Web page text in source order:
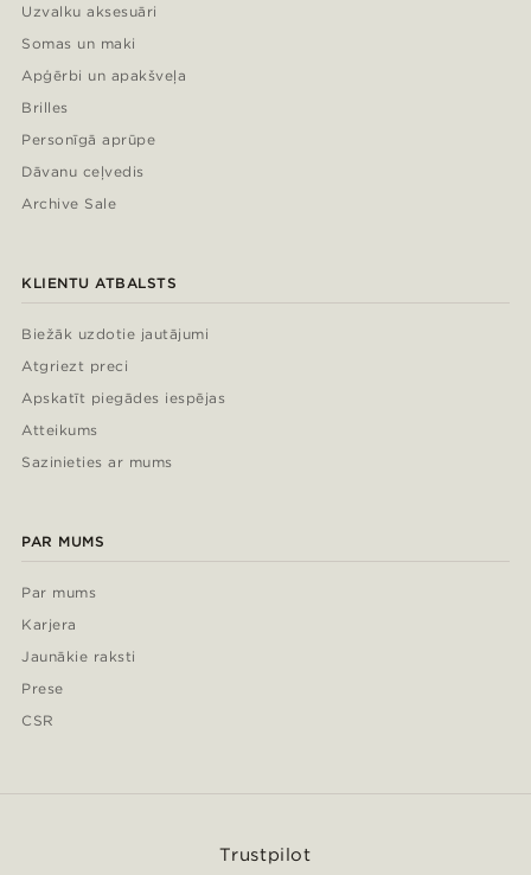
Uzvalku aksesuāri
Somas un maki
Apģērbi un apakšveļa
Brilles
Personīgā aprūpe
Dāvanu ceļvedis
Archive Sale
KLIENTU ATBALSTS
Biežāk uzdotie jautājumi
Atgriezt preci
Apskatīt piegādes iespējas
Atteikums
Sazinieties ar mums
PAR MUMS
Par mums
Karjera
Jaunākie raksti
Prese
CSR
Trustpilot